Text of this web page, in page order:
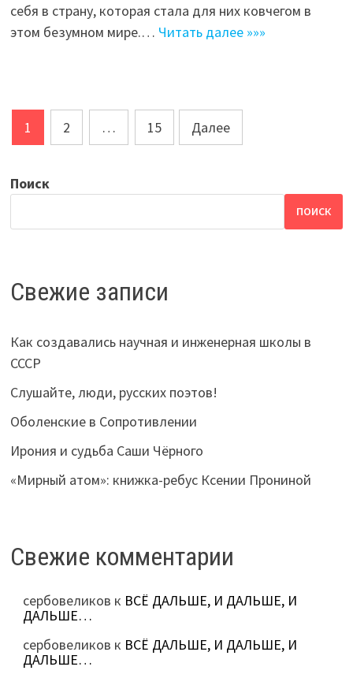
себя в страну, которая стала для них ковчегом в
этом безумном мире.… Читать далее »»»
Навигация
по
записям
1 2 … 15 Далее
Поиск
ПОИСК
Свежие записи
Как создавались научная и инженерная школы в
СССР
Слушайте, люди, русских поэтов!
Оболенские в Сопротивлении
Ирония и судьба Саши Чёрного
«Мирный атом»: книжка-ребус Ксении Прониной
Свежие комментарии
сербовеликов к ВСЁ ДАЛЬШЕ, И ДАЛЬШЕ, И
ДАЛЬШЕ…
сербовеликов к ВСЁ ДАЛЬШЕ, И ДАЛЬШЕ, И
ДАЛЬШЕ…